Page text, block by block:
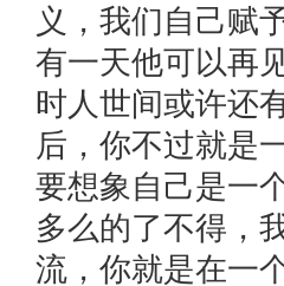
义，我们自己赋
有一天他可以再
时人世间或许还
后，你不过就是
要想象自己是一
多么的了不得，
流，你就是在一